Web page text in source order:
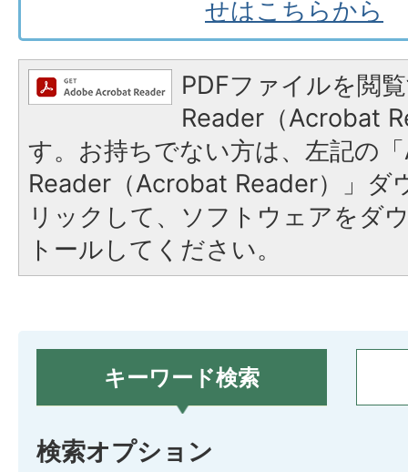
せはこちらから
PDFファイルを閲
Reader（Acrobat
す。お持ちでない方は、左記の
Reader（Acrobat Reader）」ダ
リックして、ソフトウェアをダ
トールしてください。
キーワード検索
検索オプション